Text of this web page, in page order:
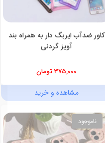
کاور ضدآب ایربگ دار به همراه بند
آویز گردنی
375,000 تومان
مشاهده و خرید
ناموجود